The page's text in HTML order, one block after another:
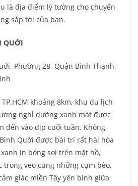
là địa điểm lý tưởng cho chuyến
sắp tới của bạn.
QUỚI
Phường 28, Quận Bình Thạnh,
khoảng 8km, khu du lịch
nghỉ dưỡng xanh mát được
đến vào dịp cuối tuần. Không
Quới được bài trí rất hài hòa
in bóng soi trên mặt hồ,
trong veo cùng những cụm bèo,
giác miền Tây yên bình giữa